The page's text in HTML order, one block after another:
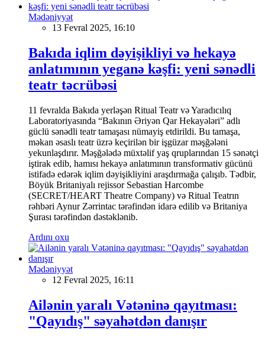
Mədəniyyət
13 Fevral 2025, 16:10
Bakıda iqlim dəyişikliyi və hekayə
anlatımının yeganə kəşfi: yeni sənədli
teatr təcrübəsi
11 fevralda Bakıda yerləşən Ritual Teatr və Yaradıcılıq
Laboratoriyasında “Bakının Əriyən Qar Hekayələri” adlı
güclü sənədli teatr tamaşası nümayiş etdirildi. Bu tamaşa,
məkan əsaslı teatr üzrə keçirilən bir işgüzar məşğələni
yekunlaşdırır. Məşğələdə müxtəlif yaş qruplarından 15 sənətçi
iştirak edib, hamısı hekayə anlatımının transformativ gücünü
istifadə edərək iqlim dəyişikliyini araşdırmağa çalışıb. Tədbir,
Böyük Britaniyalı rejissor Sebastian Harcombe
(SECRET/HEART Theatre Company) və Ritual Teatrın
rəhbəri Aynur Zərrintac tərəfindən idarə edilib və Britaniya
Şurası tərəfindən dəstəklənib.
Ardını oxu
Mədəniyyət
12 Fevral 2025, 16:11
Ailənin yaralı Vətəninə qayıtması:
"Qayıdış" səyahətdən danışır